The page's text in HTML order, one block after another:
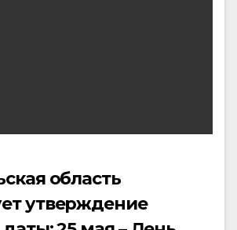
область
утверждение